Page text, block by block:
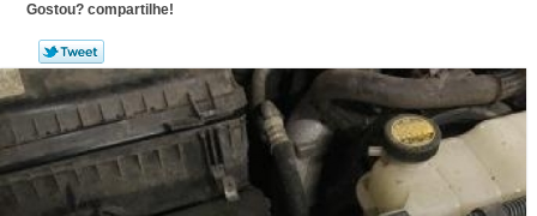
Gostou? compartilhe!